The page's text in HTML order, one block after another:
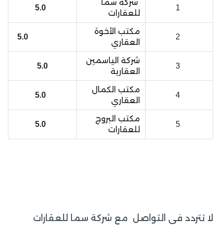
شركة سما
للعقارات
5.0
مكتب الأخوة
العقاري
شركة الياسمين
العقارية
5.0
مكتب الكمال
العقاري
5.0
مكتب البروج
للعقارات
5.0
لا تتردد في التواصل مع شركة سما للعقارات